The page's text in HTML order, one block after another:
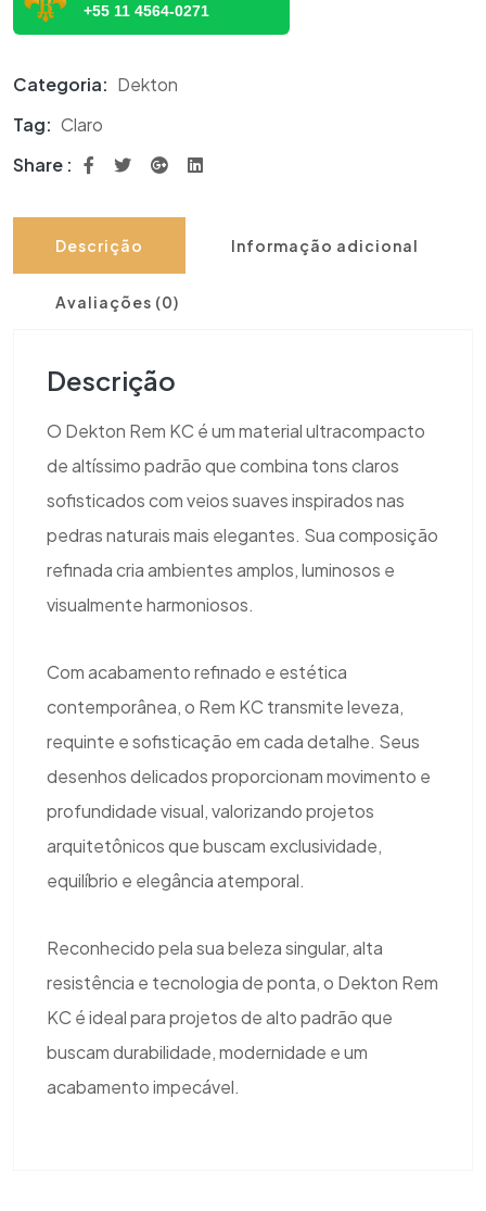
+55 11 4564-0271
Categoria: Dekton
Tag: Claro
Share :
Descrição Informação adicional
Avaliações (0)
Descrição
O Dekton Rem KC é um material ultracompacto
de altíssimo padrão que combina tons claros
sofisticados com veios suaves inspirados nas
pedras naturais mais elegantes. Sua composição
refinada cria ambientes amplos, luminosos e
visualmente harmoniosos.
Com acabamento refinado e estética
contemporânea, o Rem KC transmite leveza,
requinte e sofisticação em cada detalhe. Seus
desenhos delicados proporcionam movimento e
profundidade visual, valorizando projetos
arquitetônicos que buscam exclusividade,
equilíbrio e elegância atemporal.
Reconhecido pela sua beleza singular, alta
resistência e tecnologia de ponta, o Dekton Rem
KC é ideal para projetos de alto padrão que
buscam durabilidade, modernidade e um
acabamento impecável.